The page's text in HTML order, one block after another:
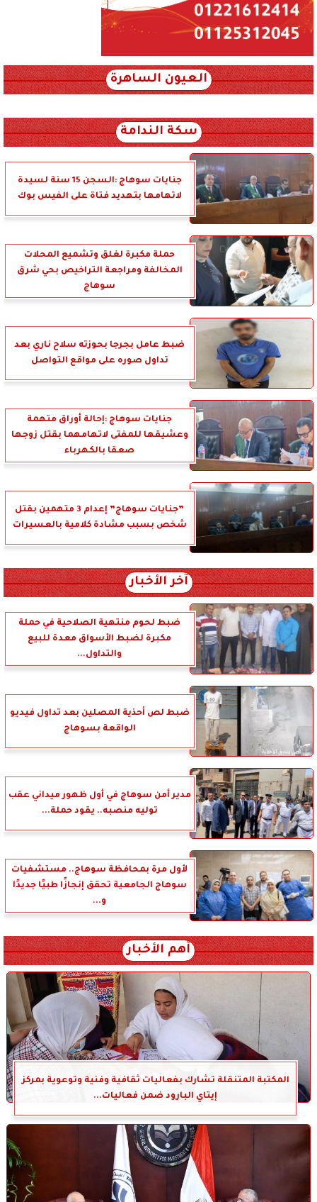
العيون الساهرة
سكة الندامة
جنايات سوهاج :السجن 15 سنة لسيدة
لاتهامها بتهديد فتاة على الفيس بوك
حملة مكبرة لغلق وتشميع المحلات
المخالفة ومراجعة التراخيص بحي شرق
سوهاج
ضبط عامل بجرجا بحوزته سلاح ناري بعد
تداول صوره على مواقع التواصل
جنايات سوهاج :إحالة أوراق متهمة
وعشيقها للمفتى لاتهامهما بقتل زوجها
صعقا بالكهرباء
”جنايات سوهاج” إعدام 3 متهمين بقتل
شخص بسبب مشادة كلامية بالعسيرات
آخر الأخبار
ضبط لحوم منتهية الصلاحية في حملة
مكبرة لضبط الأسواق معدة للبيع
والتداول...
ضبط لص أحذية المصلين بعد تداول فيديو
الواقعة بسوهاج
مدير أمن سوهاج في أول ظهور ميداني عقب
توليه منصبه.. يقود حملة...
لأول مرة بمحافظة سوهاج.. مستشفيات
سوهاج الجامعية تحقق إنجازًا طبيًا جديدًا
و...
أهم الأخبار
المكتبة المتنقلة تشارك بفعاليات ثقافية وفنية وتوعوية بمركز
إيتاي البارود ضمن فعاليات...